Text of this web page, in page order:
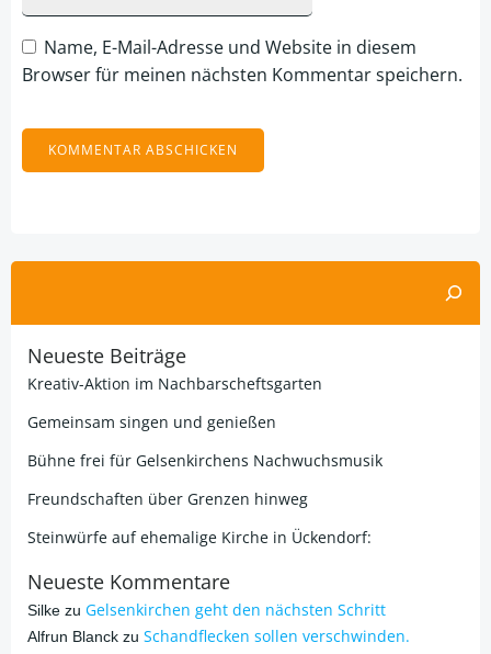
Name, E-Mail-Adresse und Website in diesem
Browser für meinen nächsten Kommentar speichern.
Neueste Beiträge
Kreativ-Aktion im Nachbarscheftsgarten
Gemeinsam singen und genießen
Bühne frei für Gelsenkirchens Nachwuchsmusik
Freundschaften über Grenzen hinweg
Steinwürfe auf ehemalige Kirche in Ückendorf:
Neueste Kommentare
Silke zu Gelsenkirchen geht den nächsten Schritt
Alfrun Blanck zu Schandflecken sollen verschwinden.